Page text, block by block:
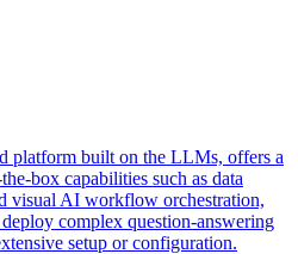
platform built on the LLMs, offers a
box capabilities such as data
visual AI workflow orchestration,
complex question-answering
setup or configuration.